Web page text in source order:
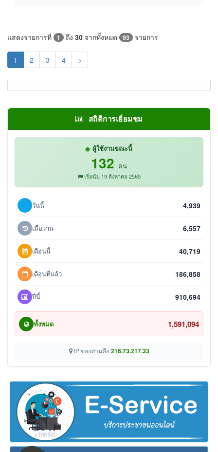
แสดงรายการที่ 1 ถึง 30 จากทั้งหมด 93 รายการ
1 (current)
2 3 4 >
สถิติการเยี่ยมชม
ผู้ใช้งานขณะนี้
132 คน
เริ่มนับ 19 สิงหาคม 2565
วันนี้ 4,939
เมื่อวาน 6,557
เดือนนี้ 40,719
เดือนที่แล้ว 186,858
ปีนี้ 910,694
ทั้งหมด 1,591,094
IP ของท่านคือ 216.73.217.33